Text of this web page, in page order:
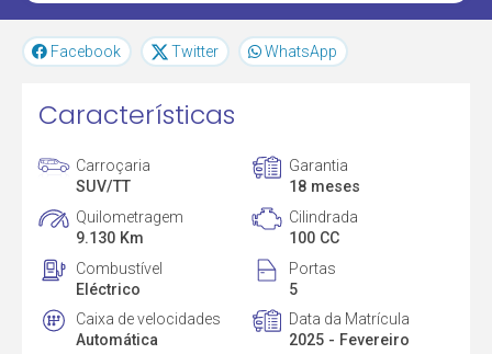
Facebook Twitter WhatsApp
Características
Carroçaria
SUV/TT
Garantia
18 meses
Quilometragem
9.130 Km
Cilindrada
100 CC
Combustível
Eléctrico
Portas
5
Caixa de velocidades
Automática
Data da Matrícula
2025 - Fevereiro